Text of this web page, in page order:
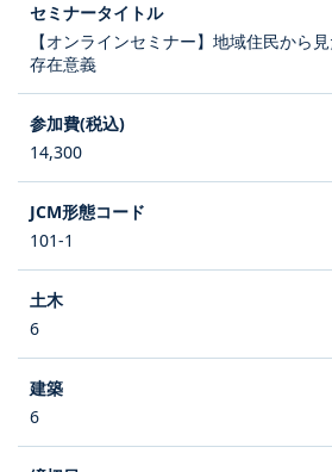
【オンラインセミナー】地域住民から
存在意義
14,300
101-1
6
6